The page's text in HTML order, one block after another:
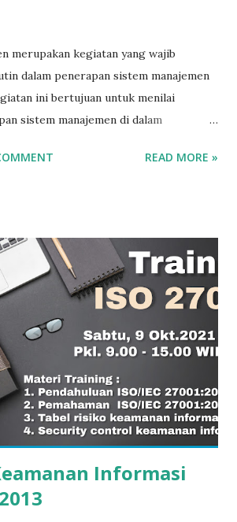
merupakan kegiatan yang wajib
dalam penerapan sistem manajemen
ini bertujuan untuk menilai
sistem manajemen di dalam
periode, mulai dari harian,
rapat formal. Meskipun rapat bukan
yang dapat digunakan, pendekatan ini
paling umum diterapkan oleh banyak
selanjutnya tentang tinjauan
dapat disimak melalui video webinar
Audit Internal ISO 9001:2015
2 April 2026
READ MORE »
Informasi